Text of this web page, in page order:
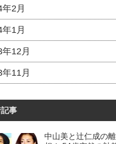
2月
1月
12月
11月
事
中山美と辻仁成の